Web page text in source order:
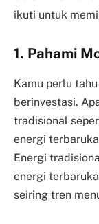
ikuti untuk
1. Pahami
Kamu perlu
berinvestasi.
tradisional
energi
Energi
energi
seiring tren